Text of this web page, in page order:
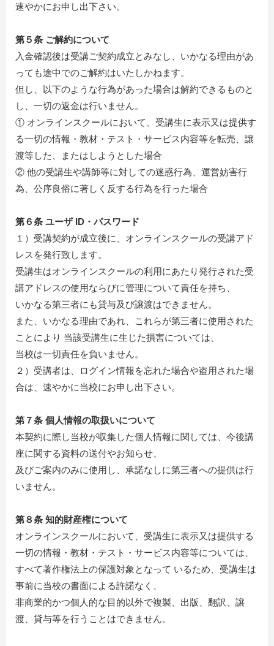
速やかにお申し出下さい。
第５条 ご解約について
入金確認後は受講ご契約成立とみなし、いかなる理由があ
っても途中でのご解約はいたしかねます。
但し、以下のような行為があった場合は解約できるものと
し、一切の返金は行いません。
① オンラインスクールにおいて、受講生に表示又は提供す
る一切の情報・教材・テスト・サービス内容等を転売、譲
渡等した、またはしようとした場合
② 他の受講生や講師等に対しての迷惑行為、運営妨害行
為、公序良俗に著しく反する行為を行った場合
第６条 ユーザ ID・パスワード
１）受講契約が成立後に、オンラインスクールの受講アド
レスを発行致します。
受講生はオンラインスクールの利用にあたり発行された受
講アドレスの使用ならびに管理について責任を持ち、
いかなる第三者にも貸与及び譲渡はできません。
また、いかなる理由であれ、これらが第三者に使用された
ことにより 当該受講生に生じた損害については、
当校は一切責任を負いません。
２）受講者は、ログイン情報を忘れた場合や盗用された場
合は、速やかに当校にお申し出下さい。
第７条 個人情報の取扱いについて
本契約に際し当校が収集した個人情報に関しては、今後講
座に関する資料の送付やお知らせ、
及びご案内のみに使用し、承諾なしに第三者への提供は行
いません。
第８条 知的財産権について
オンラインスクールにおいて、受講生に表示又は提供する
一切の情報・教材・テスト・サービス内容等については、
すべて著作権法上の保護対象となって いるため、受講生は
事前に当校の書面による許諾なく、
非商業的かつ個人的な目的以外で複製、出版、翻訳、譲
渡、貸与等を行うことはできません。